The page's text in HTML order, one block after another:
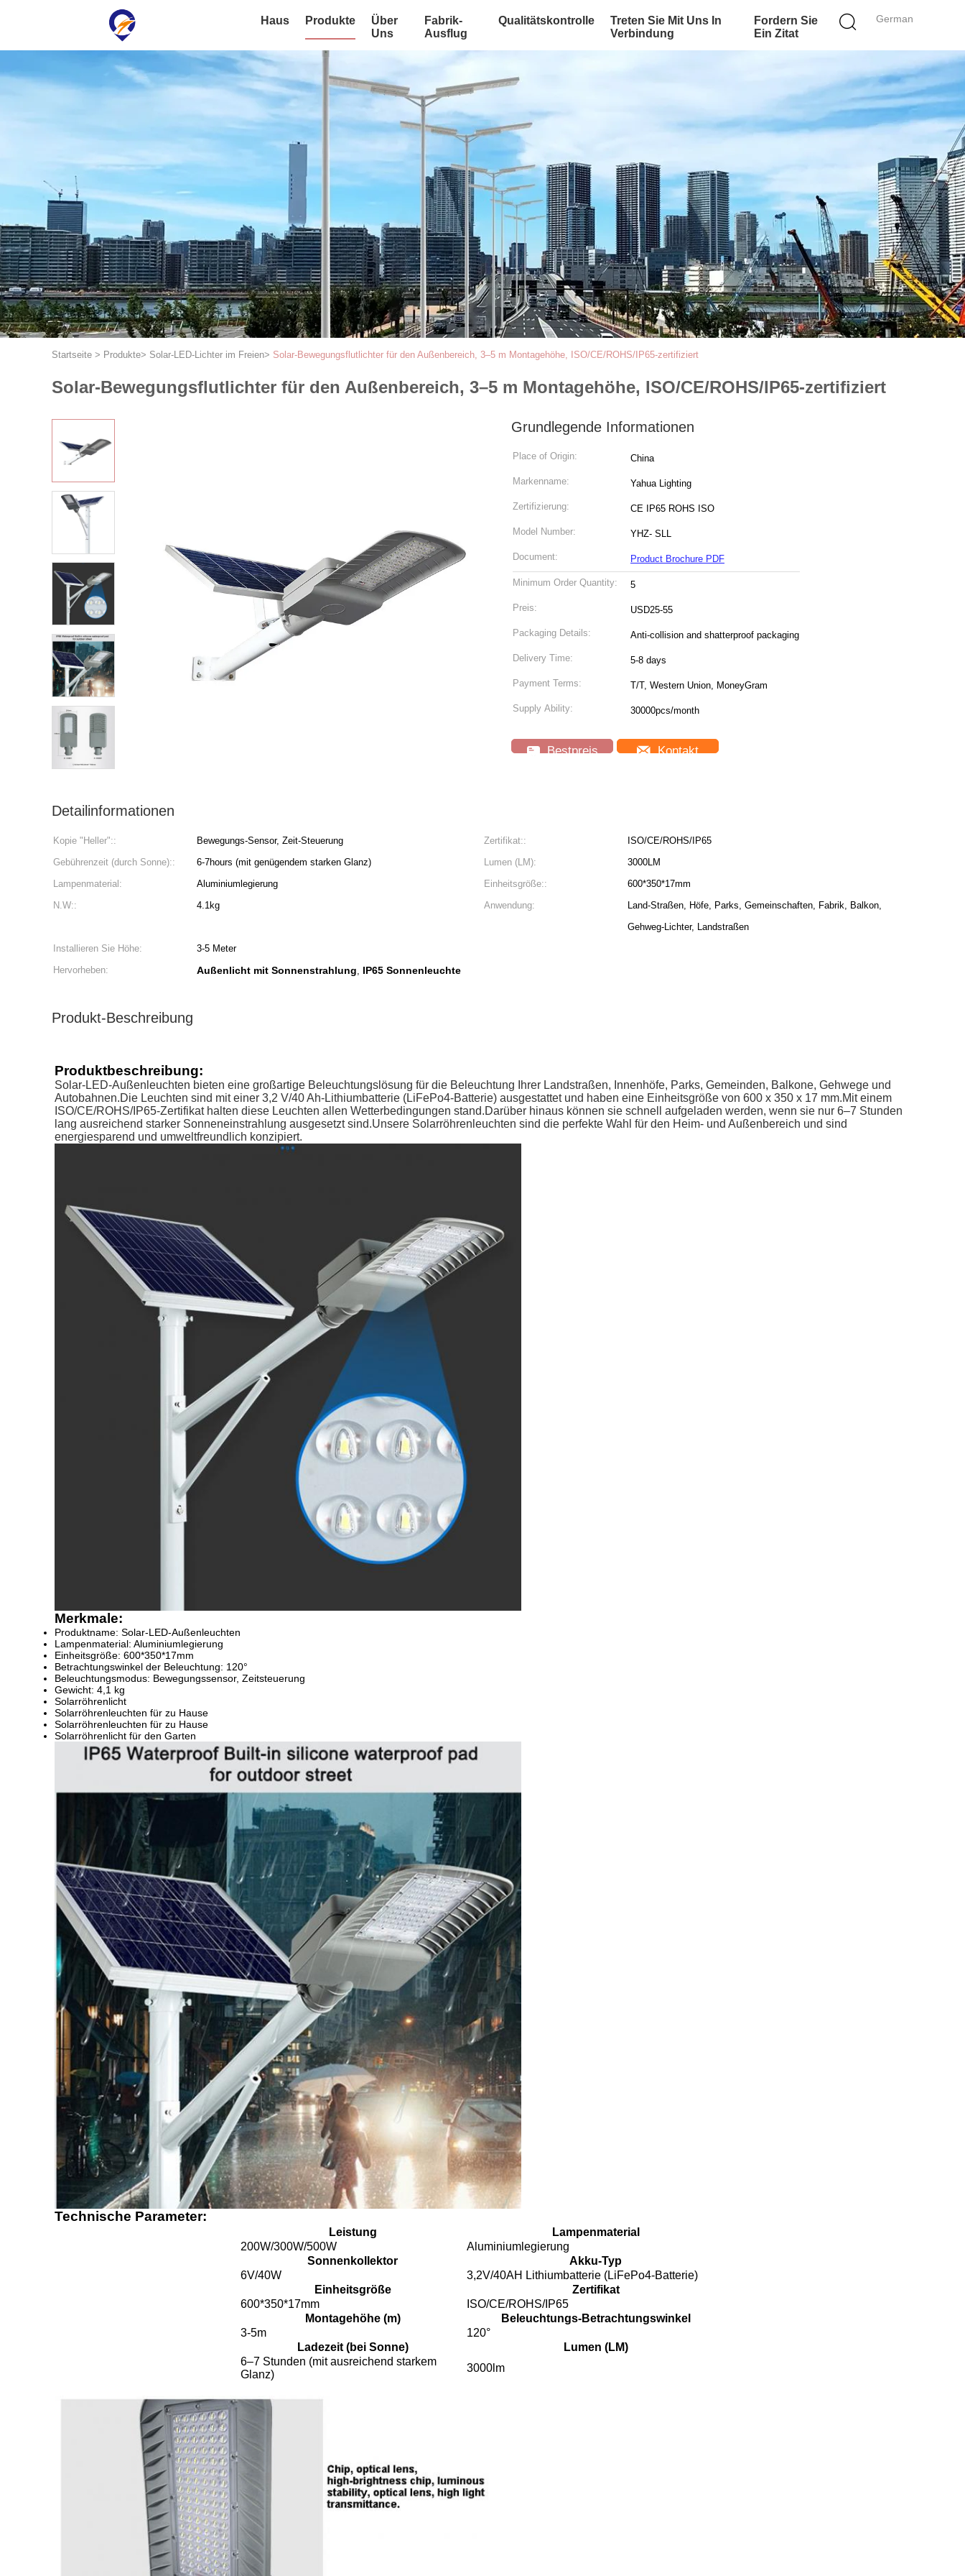
German
Haus Produkte
Über
Uns
Fabrik-
Ausflug
Qualitätskontrolle
Treten Sie Mit Uns In
Verbindung
Fordern Sie
Ein Zitat
Startseite > Produkte> Solar-LED-Lichter im Freien> Solar-Bewegungsflutlichter für den Außenbereich, 3–5 m Montagehöhe, ISO/CE/ROHS/IP65-zertifiziert
Solar-Bewegungsflutlichter für den Außenbereich, 3–5 m Montagehöhe, ISO/CE/ROHS/IP65-zertifiziert
Grundlegende Informationen
Place of Origin: China
Markenname: Yahua Lighting
Zertifizierung: CE IP65 ROHS ISO
Model Number: YHZ- SLL
Document: Product Brochure PDF
Minimum Order Quantity: 5
Preis: USD25-55
Packaging Details: Anti-collision and shatterproof packaging
Delivery Time: 5-8 days
Payment Terms: T/T, Western Union, MoneyGram
Supply Ability: 30000pcs/month
Bestpreis Kontakt
Detailinformationen
Kopie "Heller":: Bewegungs-Sensor, Zeit-Steuerung Zertifikat::
ISO/CE/ROHS/IP65
Gebührenzeit (durch Sonne)::
6-7hours (mit genügendem starken Glanz) Lumen (LM):
3000LM
Lampenmaterial:
Aluminiumlegierung Einheitsgröße::
600*350*17mm
N.W::
4.1kg Anwendung:
Land-Straßen, Höfe, Parks, Gemeinschaften, Fabrik, Balkon,
Gehweg-Lichter, Landstraßen
Installieren Sie Höhe:
3-5 Meter
Hervorheben:
Außenlicht mit Sonnenstrahlung, IP65 Sonnenleuchte
Produkt-Beschreibung
Produktbeschreibung:
Solar-LED-Außenleuchten bieten eine großartige Beleuchtungslösung für die Beleuchtung Ihrer Landstraßen, Innenhöfe, Parks, Gemeinden, Balkone, Gehwege und
Autobahnen.Die Leuchten sind mit einer 3,2 V/40 Ah-Lithiumbatterie (LiFePo4-Batterie) ausgestattet und haben eine Einheitsgröße von 600 x 350 x 17 mm.Mit einem
ISO/CE/ROHS/IP65-Zertifikat halten diese Leuchten allen Wetterbedingungen stand.Darüber hinaus können sie schnell aufgeladen werden, wenn sie nur 6–7 Stunden
lang ausreichend starker Sonneneinstrahlung ausgesetzt sind.Unsere Solarröhrenleuchten sind die perfekte Wahl für den Heim- und Außenbereich und sind
energiesparend und umweltfreundlich konzipiert.
Merkmale:
Produktname: Solar-LED-Außenleuchten
Lampenmaterial: Aluminiumlegierung
Einheitsgröße: 600*350*17mm
Betrachtungswinkel der Beleuchtung: 120°
Beleuchtungsmodus: Bewegungssensor, Zeitsteuerung
Gewicht: 4,1 kg
Solarröhrenlicht
Solarröhrenleuchten für zu Hause
Solarröhrenleuchten für zu Hause
Solarröhrenlicht für den Garten
Technische Parameter:
Leistung
Lampenmaterial
200W/300W/500W
Aluminiumlegierung
Sonnenkollektor
Akku-Typ
6V/40W
3,2V/40AH Lithiumbatterie (LiFePo4-Batterie)
Einheitsgröße
Zertifikat
600*350*17mm
ISO/CE/ROHS/IP65
Montagehöhe (m)
Beleuchtungs-Betrachtungswinkel
3-5m
120°
Ladezeit (bei Sonne)
Lumen (LM)
6–7 Stunden (mit ausreichend starkem
Glanz)
3000lm